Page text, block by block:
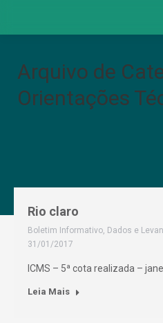
Arquivo de
Orientações
Rio claro
Boletim Informativo, Dados e
31/01/2017
ICMS – 5ª cota realizada –
Leia Mais